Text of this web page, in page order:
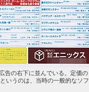
告の右下に並んでいる。定価の
いうのは、当時の一般的なソフ